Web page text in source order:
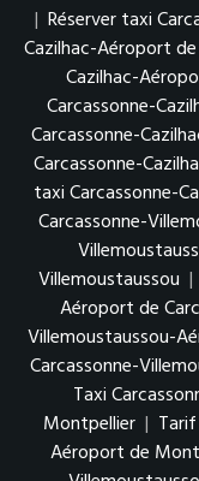
| Réserver taxi
Cazilhac-Aéroport
Cazilhac-
Carcassonne-
Carcassonne-
Carcassonne-
taxi Carcassonne-
Carcassonne-
Villemoustaussou |
Aéroport de
Villemoustaussou-
Carcassonne-
Taxi
Montpellier |
Aéroport de